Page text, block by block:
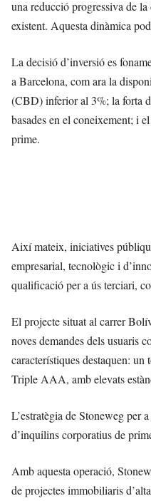
una reducció progressiva de
existent. Aquesta dinàmica
La decisió d’inversió es
a Barcelona, com ara la
(CBD) inferior al 3%; la forta
basades en el coneixement; i
prime.
Així mateix, iniciatives
empresarial, tecnològic i
qualificació per a ús terciari,
El projecte situat al carrer
noves demandes dels usuaris
característiques destaquen: un
Triple AAA, amb elevats
L’estratègia de Stoneweg per
d’inquilins corporatius de
Amb aquesta operació,
de projectes immobiliaris